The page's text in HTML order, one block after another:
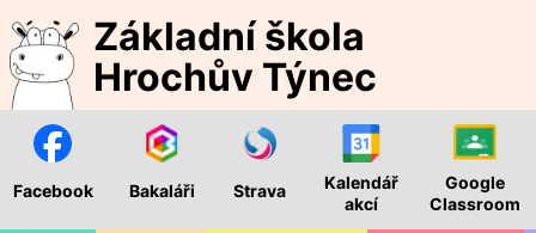
Základní škola
Hrochův Týnec
Facebook Bakaláři Strava
Kalendář
akcí
Google
Classroom